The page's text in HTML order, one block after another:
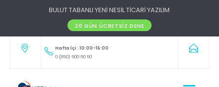
BULUT TABANLI YENİ NESİL TİCARİ YAZILIM
20 GÜN ÜCRETSIZ DENE
Hafta İçi : 10:00-16:00
0 (850) 500 50 50